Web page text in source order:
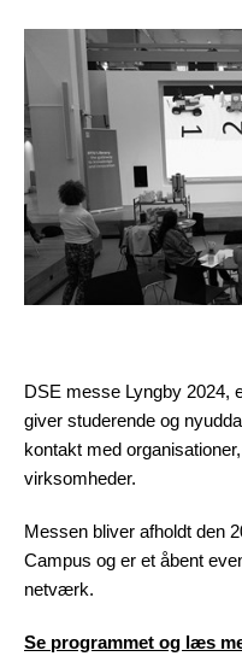
DSE messe Lyngby 2024,
giver studerende og
kontakt med
virksomheder.
Messen bliver afholdt den
Campus og er et åbent
netværk.
Se programmet og læs